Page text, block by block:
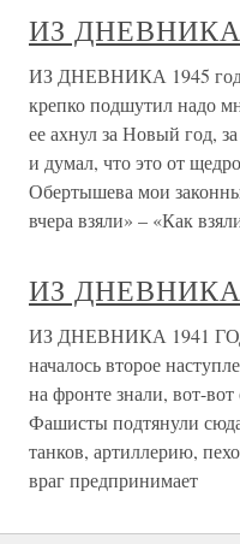
ИЗ ДНЕВНИКА
ИЗ ДНЕВНИКА 1945
крепко подшутил надо
ее ахнул за Новый год,
и думал, что это от
Обертышева мои
вчера взяли» – «Как
ИЗ ДНЕВНИКА
ИЗ ДНЕВНИКА 1941
началось второе
на фронте знали, вот-
Фашисты подтянули
танков, артиллерию,
враг предпринимает